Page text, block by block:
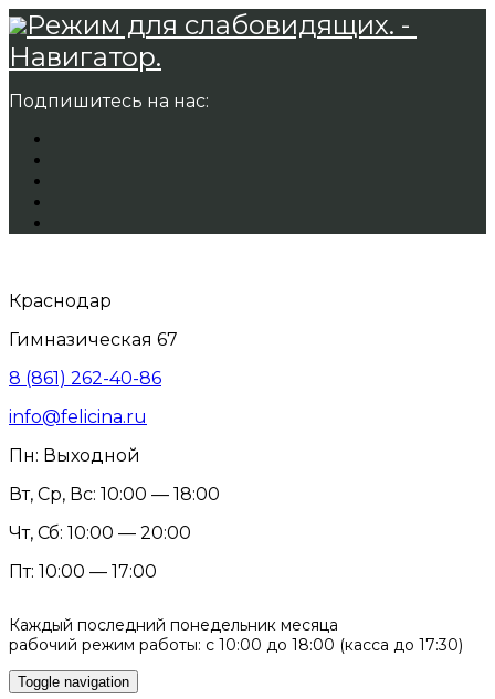
Режим для слабовидящих. -
Навигатор.
Подпишитесь на нас:
Краснодар
Гимназическая 67
8 (861) 262-40-86
info@felicina.ru
Пн: Выходной
Вт, Ср, Вс: 10:00 — 18:00
Чт, Сб: 10:00 — 20:00
Пт: 10:00 — 17:00
Каждый последний понедельник месяца
рабочий режим работы: с 10:00 до 18:00 (касса до 17:30)
Toggle navigation